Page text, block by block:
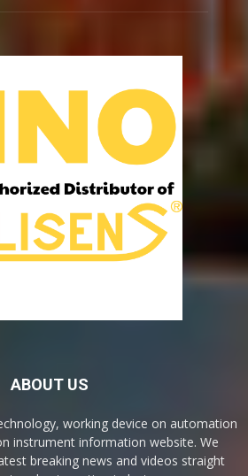
ABOUT US
working device on automation
instrument information website. We
breaking news and videos straight